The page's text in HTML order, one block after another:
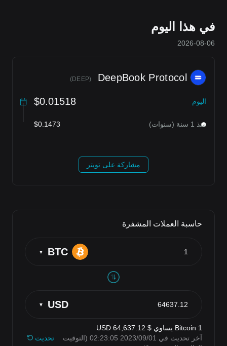
في هذا اليوم
2026-08-06
DeepBook Protocol
(
DEEP
)
اليوم $0.01518
منذ 1 سنة (سنوات) $0.1473
مشاركة على تويتر